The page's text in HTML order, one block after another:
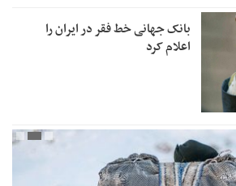
بانک جهانی خط فقر در ایران را
اعلام کرد